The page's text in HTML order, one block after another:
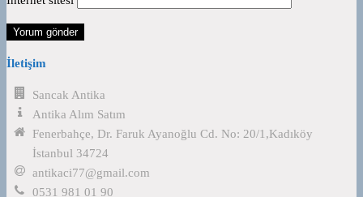
İletişim
Sancak Antika
Antika Alım Satım
Fenerbahçe, Dr. Faruk Ayanoğlu Cd. No: 20/1,Kadıköy
İstanbul 34724
antikaci77@gmail.com
0531 981 01 90